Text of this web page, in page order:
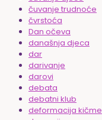
čuvanje trudnoće
čvrstoća
Dan očeva
današnja djeca
dar
darivanje
darovi
debata
debatni klub
deformacija kičme